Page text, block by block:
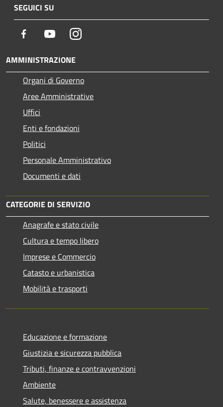
SEGUICI SU
Facebook YoutubeInstagram
AMMINISTRAZIONE
Organi di Governo
Aree Amministrative
Uffici
Enti e fondazioni
Politici
Personale Amministrativo
Documenti e dati
CATEGORIE DI SERVIZIO
Anagrafe e stato civile
Cultura e tempo libero
Imprese e Commercio
Catasto e urbanistica
Mobilità e trasporti
Educazione e formazione
Giustizia e sicurezza pubblica
Tributi, finanze e contravvenzioni
Ambiente
Salute, benessere e assistenza